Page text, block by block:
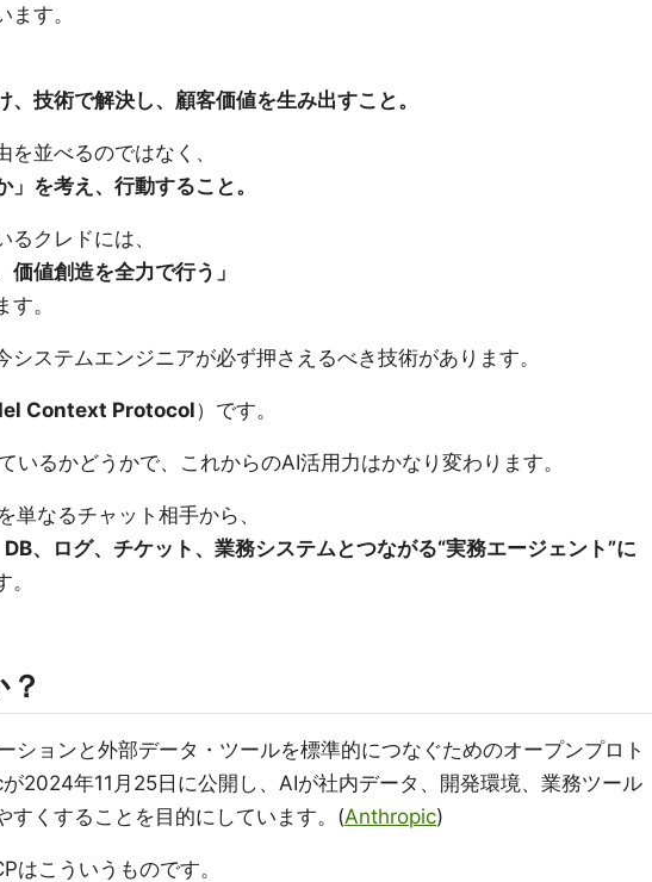
す。
、技術で解決し、顧客価値を生み出すこと。
並べるのではなく、
」を考え、行動すること。
クレドには、
価値創造を全力で行う」
。
システムエンジニアが必ず押さえるべき技術があります。
Context Protocol）です。
いるかどうかで、これからのAI活用力はかなり変わります。
単なるチャット相手から、
、ログ、チケット、業務システムとつながる“実務エージェント”に
ションと外部データ・ツールを標準的につなぐためのオープンプロト
2024年11月25日に公開し、AIが社内データ、開発環境、業務ツール
すくすることを目的にしています。(Anthropic)
はこういうものです。